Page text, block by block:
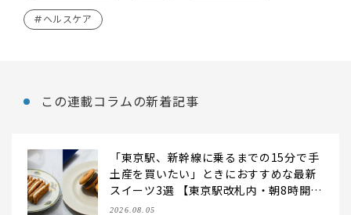
#ヘルスケア
この連載コラムの新着記事
「東京駅、新幹線に乗るまでの15分で手
土産を買いたい」ときにおすすめな最新
スイーツ3選 【東京駅改札内・朝8時開
店】
2026.08.05